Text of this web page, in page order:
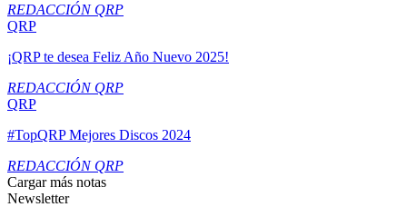
REDACCIÓN QRP
QRP
¡QRP te desea Feliz Año Nuevo 2025!
REDACCIÓN QRP
QRP
#TopQRP Mejores Discos 2024
REDACCIÓN QRP
Cargar más notas
Newsletter